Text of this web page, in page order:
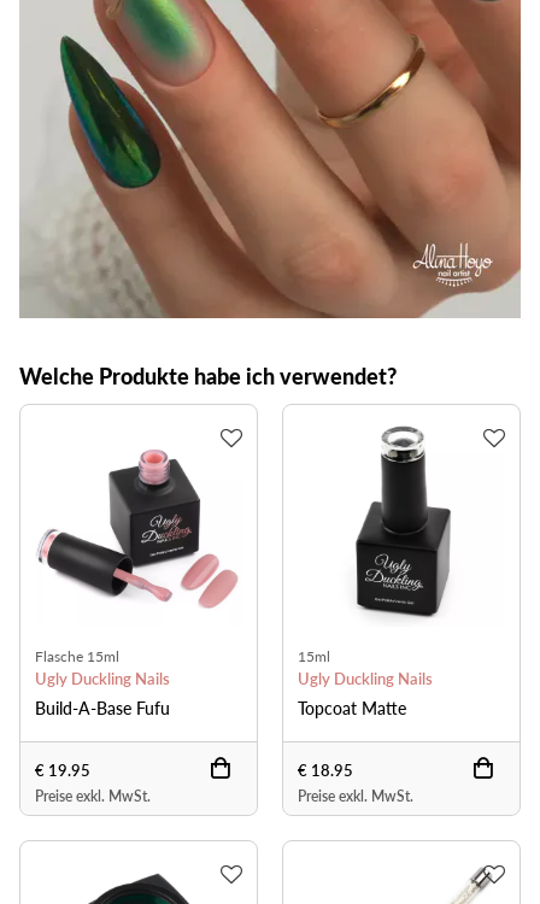
Welche Produkte habe ich verwendet?
Flasche 15ml
Ugly Duckling Nails
Build-A-Base Fufu
€ 19.95
Preise exkl. MwSt.
15ml
Ugly Duckling Nails
Topcoat Matte
€ 18.95
Preise exkl. MwSt.